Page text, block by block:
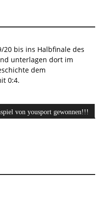
20 bis ins Halbfinale des
unterlagen dort im
dem
0:4.
von yousport gewonnen!!!